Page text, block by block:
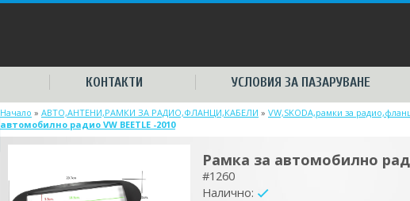
КОНТАКТИ УСЛОВИЯ ЗА ПАЗАРУВАНЕ
Начало » АВТО,АНТЕНИ,РАМКИ ЗА РАДИО,ФЛАНЦИ,КАБЕЛИ » VW,SKODA,рамки за
автомобилно радио VW BEETLE -2010
Рамка за автомобилно
#1260
Налично: